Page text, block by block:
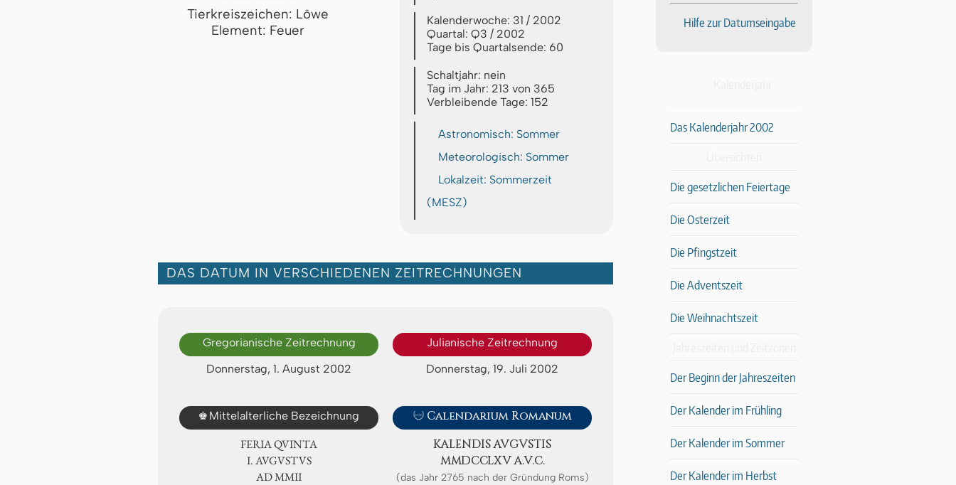
Tierkreiszeichen: Löwe
Element: Feuer
Kalenderwoche: 31 / 2002
Quartal: Q3 / 2002
Tage bis Quartalsende: 60
Schaltjahr: nein
Tag im Jahr: 213 von 365
Verbleibende Tage: 152
Astronomisch: Sommer
Meteorologisch: Sommer
Lokalzeit: Sommerzeit
(MESZ)
DAS DATUM IN VERSCHIEDENEN ZEITRECHNUNGEN
Gregorianische Zeitrechnung
Donnerstag, 1. August 2002
Julianische Zeitrechnung
Donnerstag, 19. Juli 2002
♚ Mittelalterliche Bezeichnung
FERIA QUINTA
Ⅰ. AVGVSTVS
AD ⅯⅯⅡ
 Calendarium Romanum
KALENDIS AV­GVS­TIS
ⅯⅯⅮⅭⅭⅬⅩⅤ A.V.C.
(das Jahr 2765 nach der Gründung Roms)
Hilfe zur Datumseingabe
Das Kalenderjahr 2002
Die gesetzlichen Feiertage
Die Osterzeit
Die Pfingstzeit
Die Adventszeit
Die Weihnachtszeit
Der Beginn der Jahreszeiten
Der Kalender im Frühling
Der Kalender im Sommer
Der Kalender im Herbst